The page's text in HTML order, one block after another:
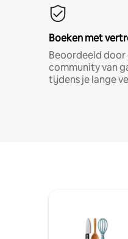
Boeken met
Beoordeeld
community van
tijdens je lange